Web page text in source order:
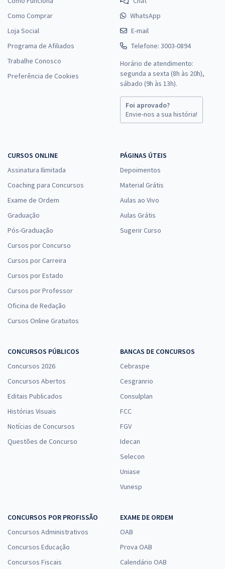
Como Comprar
Loja Social
Programa de Afiliados
Trabalhe Conosco
Preferência de Cookies
WhatsApp
E-mail
Telefone: 3003-0894
Horário de atendimento:
segunda a sexta (8h às 20h),
sábado (9h às 13h).
Foi aprovado?
Envie-nos a sua história!
CURSOS ONLINE
Assinatura Ilimitada
Coaching para Concursos
Exame de Ordem
Graduação
Pós-Graduação
Cursos por Concurso
Cursos por Carreira
Cursos por Estado
Cursos por Professor
Oficina de Redação
Cursos Online Gratuitos
PÁGINAS ÚTEIS
Depoimentos
Material Grátis
Aulas ao Vivo
Aulas Grátis
Sugerir Curso
CONCURSOS PÚBLICOS
Concursos 2026
Concursos Abertos
Editais Publicados
Histórias Visuais
Notícias de Concursos
Questões de Concurso
BANCAS DE CONCURSOS
Cebraspe
Cesgranrio
Consulplan
FCC
FGV
Idecan
Selecon
Uniase
Vunesp
CONCURSOS POR PROFISSÃO
Concursos Administrativos
Concursos Educação
Concursos Fiscais
EXAME DE ORDEM
OAB
Prova OAB
Calendário OAB